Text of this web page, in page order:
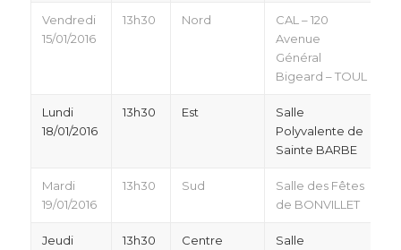
Vendredi
15/01/2016
13h30 Nord
CAL – 120
Avenue
Général
Bigeard – TOUL
Lundi
18/01/2016
13h30 Est
Salle
Polyvalente de
Sainte BARBE
Mardi
19/01/2016
13h30 Sud
Salle des Fêtes
de BONVILLET
Jeudi
13h30 Centre
Salle